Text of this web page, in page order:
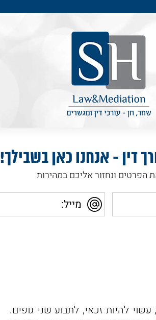
דין - אנחנו כאן בשבילך!
הפרטים ונחזור אליכם במהירות
מייל
להיות זכאי, לתבוע שני גופים.